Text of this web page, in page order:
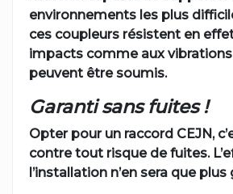
environnements les plus
ces coupleurs résistent en
impacts comme aux
peuvent être soumis.
Garanti sans fuites !
Opter pour un raccord CEJN,
contre tout risque de fuites.
l’installation n’en sera que plus